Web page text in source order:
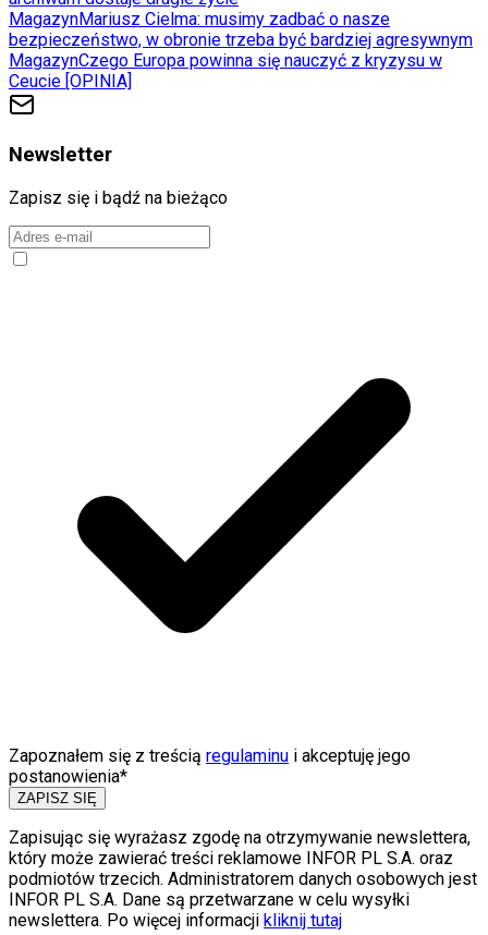
MagazynMariusz Cielma: musimy zadbać o nasze
bezpieczeństwo, w obronie trzeba być bardziej agresywnym
MagazynCzego Europa powinna się nauczyć z kryzysu w
Ceucie [OPINIA]
Newsletter
Zapisz się i bądź na bieżąco
Zapoznałem się z treścią regulaminu i akceptuję jego
postanowienia*
ZAPISZ SIĘ
Zapisując się wyrażasz zgodę na otrzymywanie newslettera,
który może zawierać treści reklamowe INFOR PL S.A. oraz
podmiotów trzecich. Administratorem danych osobowych jest
INFOR PL S.A. Dane są przetwarzane w celu wysyłki
newslettera. Po więcej informacji kliknij tutaj